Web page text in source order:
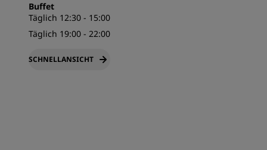
Buffet
Täglich 12:30 - 15:00
Täglich 19:00 - 22:00
SCHNELLANSICHT